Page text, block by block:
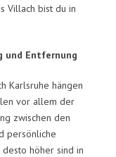
Villach bist du in
und Entfernung
Karlsruhe hängen
vor allem der
zwischen den
persönliche
höher sind in